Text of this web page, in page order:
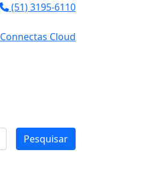
(51) 3195-6110
Connectas Cloud